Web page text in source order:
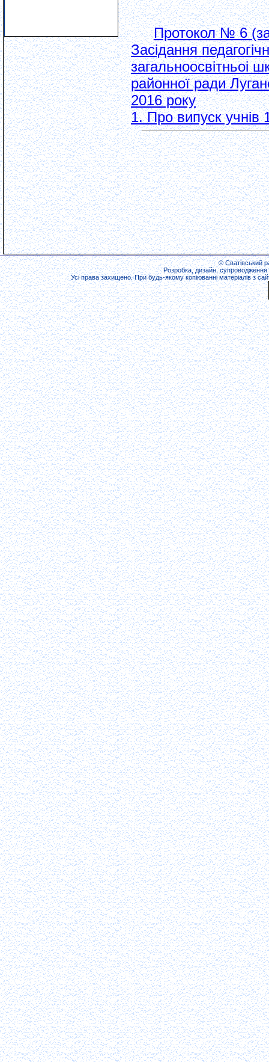
Протокол № 6
Засідання
загальноосвiтньоi
районної ради
2016 року
1. Про випуск учнiв
© Сватівський
Розробка, дизайн, супроводження
Усі права захищено. При будь-якому копіюванні матеріалів з